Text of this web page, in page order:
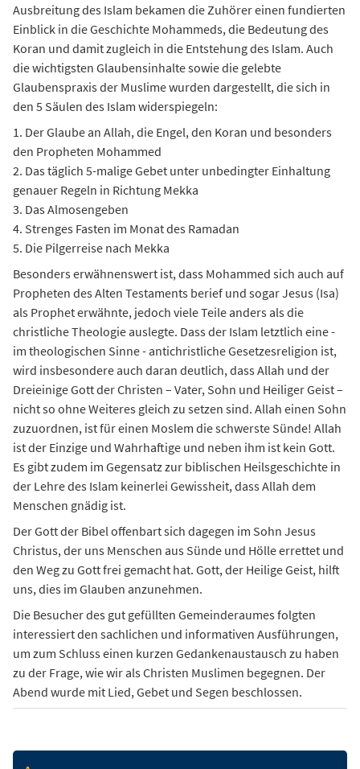
Ausbreitung des Islam bekamen die Zuhörer einen fundierten
Einblick in die Geschichte Mohammeds, die Bedeutung des
Koran und damit zugleich in die Entstehung des Islam. Auch
die wichtigsten Glaubensinhalte sowie die gelebte
Glaubenspraxis der Muslime wurden dargestellt, die sich in
den 5 Säulen des Islam widerspiegeln:
1. Der Glaube an Allah, die Engel, den Koran und besonders
den Propheten Mohammed
2. Das täglich 5-malige Gebet unter unbedingter Einhaltung
genauer Regeln in Richtung Mekka
3. Das Almosengeben
4. Strenges Fasten im Monat des Ramadan
5. Die Pilgerreise nach Mekka
Besonders erwähnenswert ist, dass Mohammed sich auch auf
Propheten des Alten Testaments berief und sogar Jesus (Isa)
als Prophet erwähnte, jedoch viele Teile anders als die
christliche Theologie auslegte. Dass der Islam letztlich eine -
im theologischen Sinne - antichristliche Gesetzesreligion ist,
wird insbesondere auch daran deutlich, dass Allah und der
Dreieinige Gott der Christen – Vater, Sohn und Heiliger Geist –
nicht so ohne Weiteres gleich zu setzen sind. Allah einen Sohn
zuzuordnen, ist für einen Moslem die schwerste Sünde! Allah
ist der Einzige und Wahrhaftige und neben ihm ist kein Gott.
Es gibt zudem im Gegensatz zur biblischen Heilsgeschichte in
der Lehre des Islam keinerlei Gewissheit, dass Allah dem
Menschen gnädig ist.
Der Gott der Bibel offenbart sich dagegen im Sohn Jesus
Christus, der uns Menschen aus Sünde und Hölle errettet und
den Weg zu Gott frei gemacht hat. Gott, der Heilige Geist, hilft
uns, dies im Glauben anzunehmen.
Die Besucher des gut gefüllten Gemeinderaumes folgten
interessiert den sachlichen und informativen Ausführungen,
um zum Schluss einen kurzen Gedankenaustausch zu haben
zu der Frage, wie wir als Christen Muslimen begegnen. Der
Abend wurde mit Lied, Gebet und Segen beschlossen.